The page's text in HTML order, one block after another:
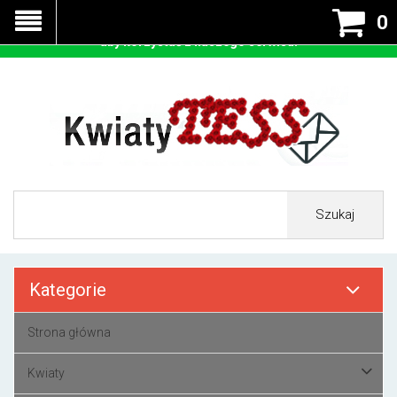
0
Szukaj
Kategorie
Strona główna
Kwiaty
Nasza strona korzysta z cookies - czyli tzw ciastek w celu
prawidłowego działania. Zaakceptuj przyjmowanie cookies
aby korzystać z naszego serwisu.